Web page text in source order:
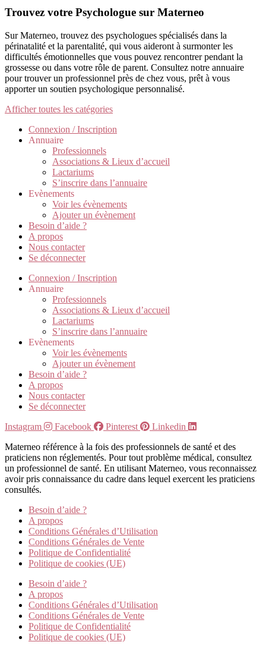
Trouvez votre Psychologue sur Materneo
Sur Materneo, trouvez des psychologues spécialisés dans la
périnatalité et la parentalité, qui vous aideront à surmonter les
difficultés émotionnelles que vous pouvez rencontrer pendant la
grossesse ou dans votre rôle de parent. Consultez notre annuaire
pour trouver un professionnel près de chez vous, prêt à vous
apporter un soutien psychologique personnalisé.
Afficher toutes les catégories
Connexion / Inscription
Annuaire
Professionnels
Associations & Lieux d’accueil
Lactariums
S’inscrire dans l’annuaire
Evènements
Voir les évènements
Ajouter un évènement
Besoin d’aide ?
A propos
Nous contacter
Se déconnecter
Connexion / Inscription
Annuaire
Professionnels
Associations & Lieux d’accueil
Lactariums
S’inscrire dans l’annuaire
Evènements
Voir les évènements
Ajouter un évènement
Besoin d’aide ?
A propos
Nous contacter
Se déconnecter
Instagram
Facebook Pinterest
Linkedin
Materneo référence à la fois des professionnels de santé et des
praticiens non réglementés. Pour tout problème médical, consultez
un professionnel de santé. En utilisant Materneo, vous reconnaissez
avoir pris connaissance du cadre dans lequel exercent les praticiens
consultés.
Besoin d’aide ?
A propos
Conditions Générales d’Utilisation
Conditions Générales de Vente
Politique de Confidentialité
Politique de cookies (UE)
Besoin d’aide ?
A propos
Conditions Générales d’Utilisation
Conditions Générales de Vente
Politique de Confidentialité
Politique de cookies (UE)